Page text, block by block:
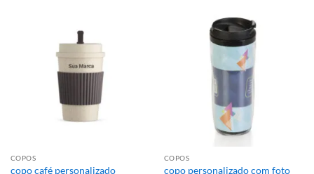
COPOS
copo café personalizado
COPOS
copo personalizado com foto